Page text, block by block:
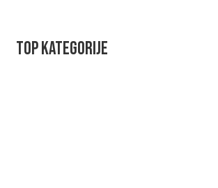
TOP KATEGORIJE